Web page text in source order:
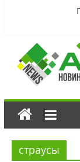
страусы